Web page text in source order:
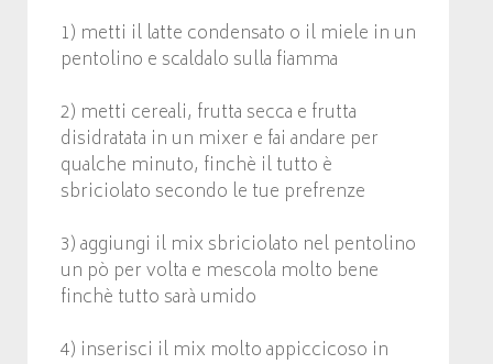
1) metti il latte condensato o il miele in un
pentolino e scaldalo sulla fiamma
2) metti cereali, frutta secca e frutta
disidratata in un mixer e fai andare per
qualche minuto, finchè il tutto è
sbriciolato secondo le tue prefrenze
3) aggiungi il mix sbriciolato nel pentolino
un pò per volta e mescola molto bene
finchè tutto sarà umido
4) inserisci il mix molto appiccicoso in